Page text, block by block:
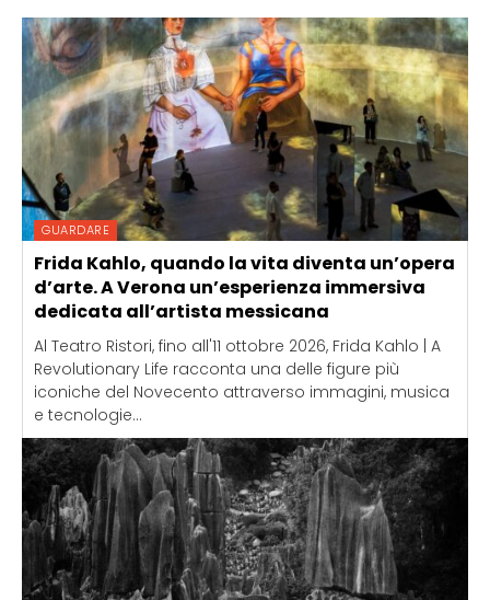
GUARDARE
Frida Kahlo, quando la vita diventa un’opera
d’arte. A Verona un’esperienza immersiva
dedicata all’artista messicana
Al Teatro Ristori, fino all'11 ottobre 2026, Frida Kahlo | A
Revolutionary Life racconta una delle figure più
iconiche del Novecento attraverso immagini, musica
e tecnologie...